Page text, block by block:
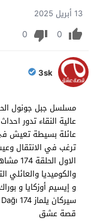
13 أبريل 2025
0
0
3sk
عائلة بسيطة تعيش
ترغب في الانتقال
الاول
و إيسيم أوزكايا و
قصة عشق